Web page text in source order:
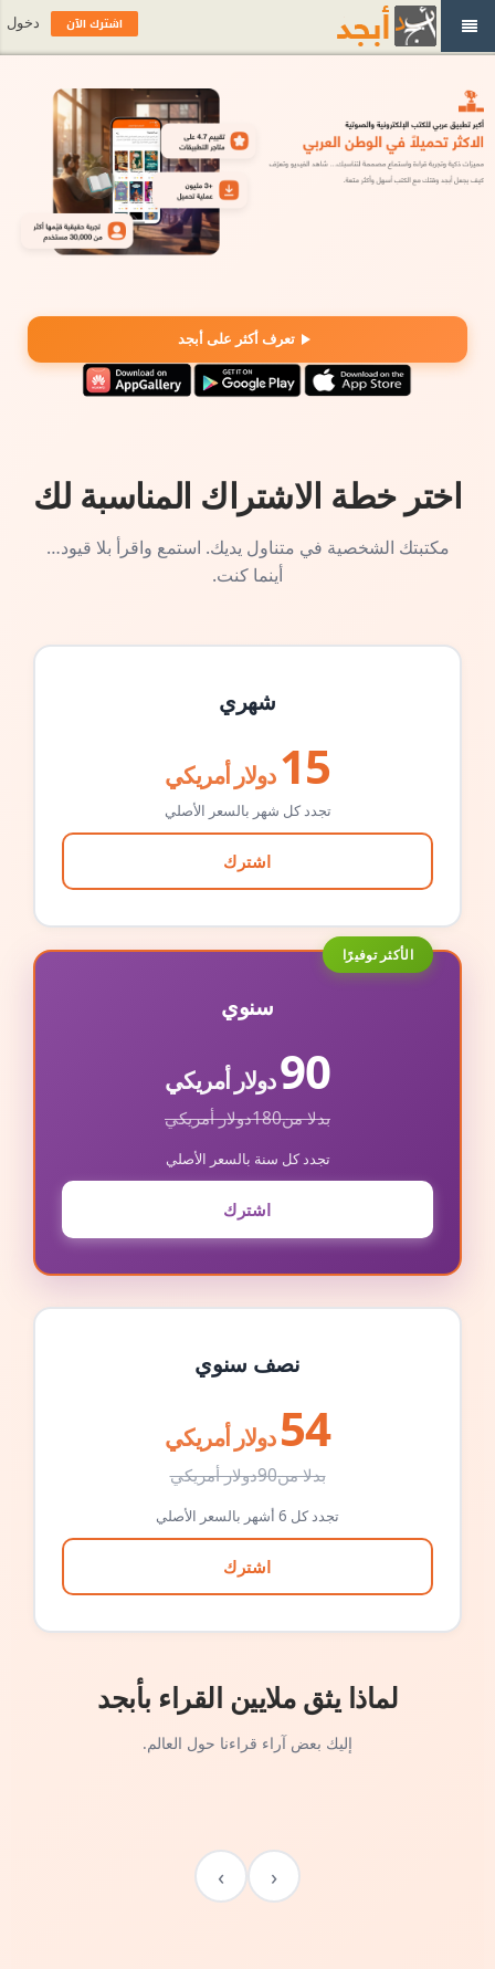
تعرف أكثر على أبجد
اختر خطة الاشتراك المناسبة لك
مكتبتك الشخصية في متناول يديك. استمع واقرأ بلا قيود…
أينما كنت.
شهري
15 دولار أمريكي
تجدد كل شهر بالسعر الأصلي
اشترك
الأكثر توفيرًا
سنوي
90دولار أمريكي
بدلا من180دولار أمريكي
تجدد كل سنة بالسعر الأصلي
اشترك
نصف سنوي
54 دولار أمريكي
بدلا من90دولار أمريكي
تجدد كل 6 أشهر بالسعر الأصلي
اشترك
لماذا يثق ملايين القراء بأبجد
إليك بعض آراء قراءنا حول العالم.
‹
›
اشترك الآن دخول